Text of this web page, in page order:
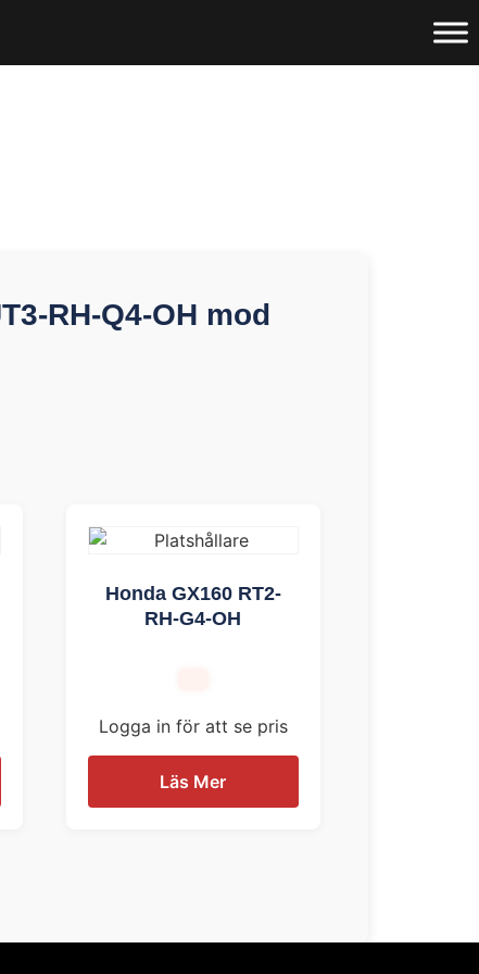
RH-Q4-OH mod
Honda GX160 RT2-
RH-G4-OH
Logga in för att se pris
Läs Mer